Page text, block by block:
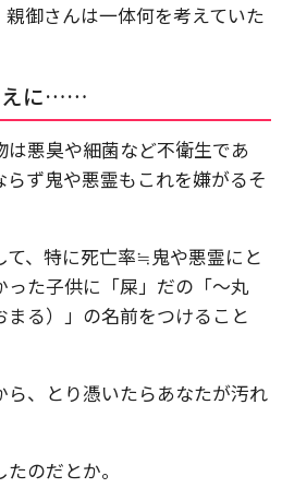
御さんは一体何を考えていた
えに……
悪臭や細菌など不衛生であ
ず鬼や悪霊もこれを嫌がるそ
て、特に死亡率≒鬼や悪霊にと
った子供に「屎」だの「～丸
まる）」の名前をつけること
ら、とり憑いたらあなたが汚れ
のだとか。